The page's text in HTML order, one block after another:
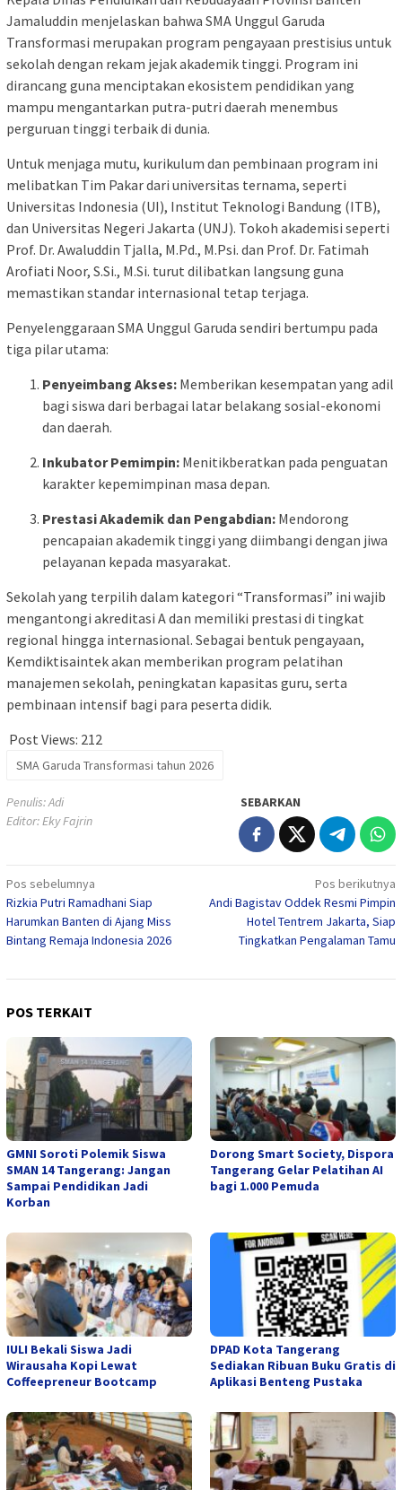
Jamaluddin menjelaskan bahwa SMA Unggul Garuda
Transformasi merupakan program pengayaan prestisius untuk
sekolah dengan rekam jejak akademik tinggi. Program ini
dirancang guna menciptakan ekosistem pendidikan yang
mampu mengantarkan putra-putri daerah menembus
perguruan tinggi terbaik di dunia.
Untuk menjaga mutu, kurikulum dan pembinaan program ini
melibatkan Tim Pakar dari universitas ternama, seperti
Universitas Indonesia (UI), Institut Teknologi Bandung (ITB),
dan Universitas Negeri Jakarta (UNJ). Tokoh akademisi seperti
Prof. Dr. Awaluddin Tjalla, M.Pd., M.Psi. dan Prof. Dr. Fatimah
Arofiati Noor, S.Si., M.Si. turut dilibatkan langsung guna
memastikan standar internasional tetap terjaga.
Penyelenggaraan SMA Unggul Garuda sendiri bertumpu pada
tiga pilar utama:
Penyeimbang Akses: Memberikan kesempatan yang adil
bagi siswa dari berbagai latar belakang sosial-ekonomi
dan daerah.
Inkubator Pemimpin: Menitikberatkan pada penguatan
karakter kepemimpinan masa depan.
Prestasi Akademik dan Pengabdian: Mendorong
pencapaian akademik tinggi yang diimbangi dengan jiwa
pelayanan kepada masyarakat.
Sekolah yang terpilih dalam kategori “Transformasi” ini wajib
mengantongi akreditasi A dan memiliki prestasi di tingkat
regional hingga internasional. Sebagai bentuk pengayaan,
Kemdiktisaintek akan memberikan program pelatihan
manajemen sekolah, peningkatan kapasitas guru, serta
pembinaan intensif bagi para peserta didik.
Post Views: 212
SMA Garuda Transformasi tahun 2026
Penulis: Adi
Editor: Eky Fajrin
SEBARKAN
Navigasi
pos
Pos sebelumnya
Rizkia Putri Ramadhani Siap
Harumkan Banten di Ajang Miss
Bintang Remaja Indonesia 2026
Pos berikutnya
Andi Bagistav Oddek Resmi Pimpin
Hotel Tentrem Jakarta, Siap
Tingkatkan Pengalaman Tamu
POS TERKAIT
GMNI Soroti Polemik Siswa
SMAN 14 Tangerang: Jangan
Sampai Pendidikan Jadi
Korban
Dorong Smart Society, Dispora
Tangerang Gelar Pelatihan AI
bagi 1.000 Pemuda
IULI Bekali Siswa Jadi
Wirausaha Kopi Lewat
Coffeepreneur Bootcamp
DPAD Kota Tangerang
Sediakan Ribuan Buku Gratis di
Aplikasi Benteng Pustaka